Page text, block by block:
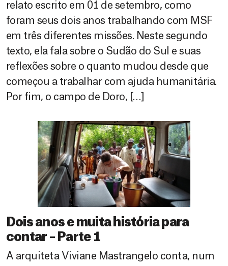
relato escrito em 01 de setembro, como
foram seus dois anos trabalhando com MSF
em três diferentes missões. Neste segundo
texto, ela fala sobre o Sudão do Sul e suas
reflexões sobre o quanto mudou desde que
começou a trabalhar com ajuda humanitária.
Por fim, o campo de Doro, […]
Dois anos e muita história para
contar – Parte 1
A arquiteta Viviane Mastrangelo conta, num